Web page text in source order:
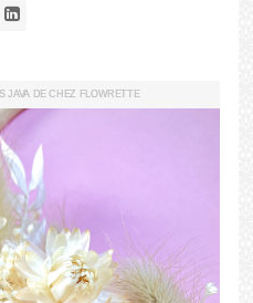
JAVA DE CHEZ FLOWRETTE